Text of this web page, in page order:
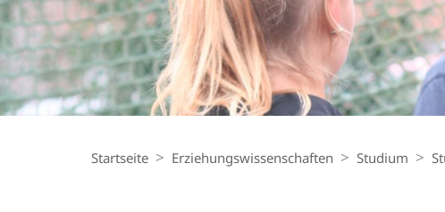
Navigation
Startseite Erziehungswissenschaften Studium